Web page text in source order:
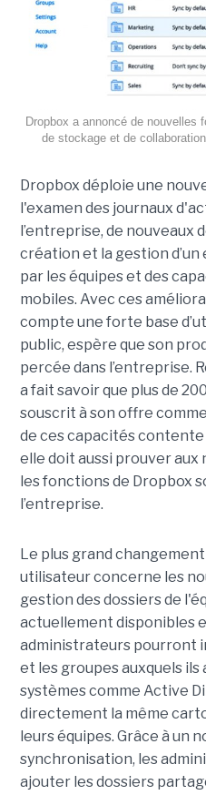
Dropbox a annoncé de nouvelles
de stockage et de
Dropbox déploie une
l'examen des journaux
l’entreprise, de nouveaux
création et la gestion
par les équipes et des
mobiles. Avec ces
compte une forte base
public, espère que son
percée dans l’entreprise.
a fait savoir que plus de
souscrit à son offre
de ces capacités
elle doit aussi prouver aux
les fonctions de Dropbox
l’entreprise.
Le plus grand
utilisateur concerne les
gestion des dossiers de
actuellement disponibles
administrateurs pourront
et les groupes auxquels
systèmes comme Active
directement la même
leurs équipes. Grâce à un
synchronisation, les
ajouter les dossiers